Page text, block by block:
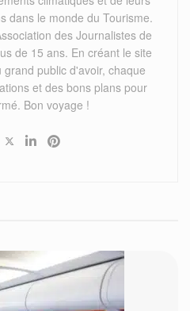
dans le monde du Tourisme.
des Journalistes de
de 15 ans. En créant le site
public d'avoir, chaque
et des bons plans pour
Bon voyage !